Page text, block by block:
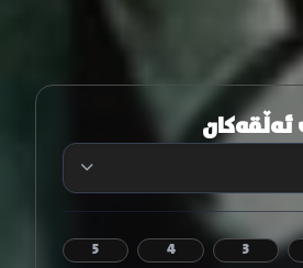
ئەڵقەکان
3
4
5